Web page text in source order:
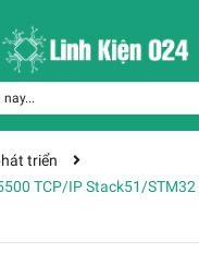
triển
TCP/IP Stack51/STM32